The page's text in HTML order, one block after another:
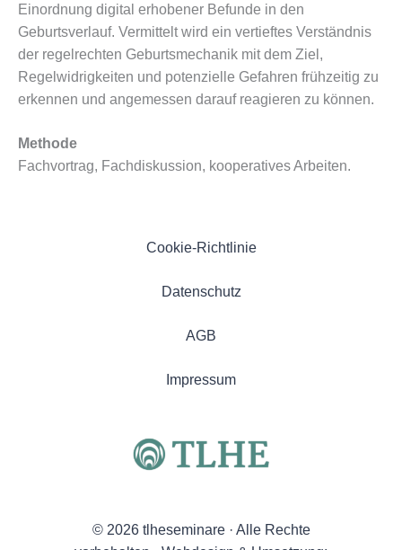
Einordnung digital erhobener Befunde in den
Geburtsverlauf. Vermittelt wird ein vertieftes Verständnis
der regelrechten Geburtsmechanik mit dem Ziel,
Regelwidrigkeiten und potenzielle Gefahren frühzeitig zu
erkennen und angemessen darauf reagieren zu können.
Methode
Fachvortrag, Fachdiskussion, kooperatives Arbeiten.
Cookie-Richtlinie
Datenschutz
AGB
Impressum
© 2026 tlheseminare · Alle Rechte